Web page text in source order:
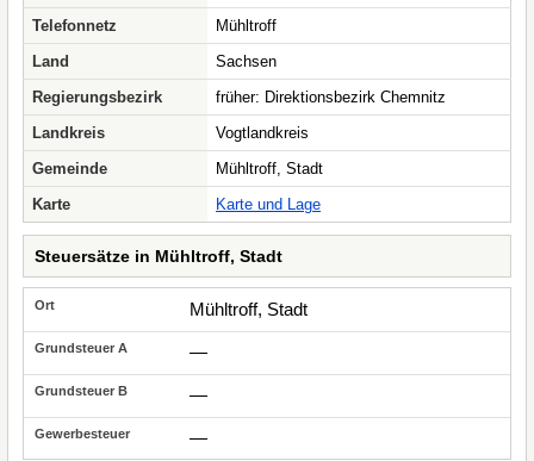
Telefonnetz
Mühltroff
Land
Sachsen
Regierungsbezirk
früher: Direktionsbezirk Chemnitz
Landkreis
Vogtlandkreis
Gemeinde
Mühltroff, Stadt
Karte
Karte und Lage
Steuersätze in Mühltroff, Stadt
Mühltroff, Stadt
—
—
—